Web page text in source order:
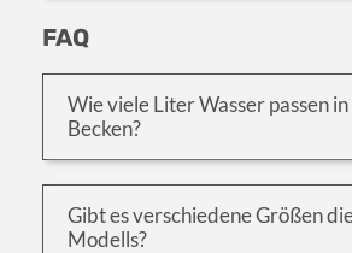
FAQ
Wie viele Liter Wasser passen in
Becken?
Gibt es verschiedene Größen
Modells?